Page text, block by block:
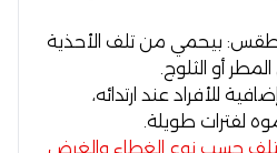
بيحمي من تلف الأحذية
أو الثلوج.
للأفراد عند ارتدائه،
لفترات طويلة.
حسب نوع الغطاء والغرض